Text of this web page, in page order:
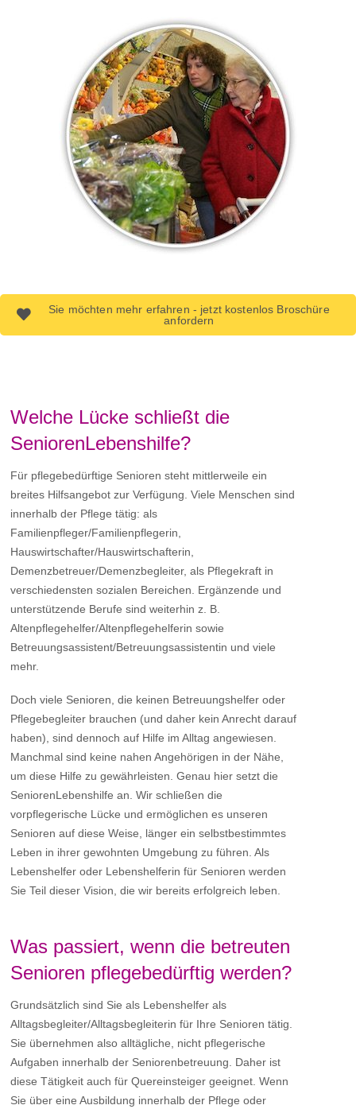
Sie möchten mehr erfahren - jetzt kostenlos Broschüre
anfordern
Welche Lücke schließt die
SeniorenLebenshilfe?
Für pflegebedürftige Senioren steht mittlerweile ein
breites Hilfsangebot zur Verfügung. Viele Menschen sind
innerhalb der Pflege tätig: als
Familienpfleger/Familienpflegerin,
Hauswirtschafter/Hauswirtschafterin,
Demenzbetreuer/Demenzbegleiter, als Pflegekraft in
verschiedensten sozialen Bereichen. Ergänzende und
unterstützende Berufe sind weiterhin z. B.
Altenpflegehelfer/Altenpflegehelferin sowie
Betreuungsassistent/Betreuungsassistentin und viele
mehr.
Doch viele Senioren, die keinen Betreuungshelfer oder
Pflegebegleiter brauchen (und daher kein Anrecht darauf
haben), sind dennoch auf Hilfe im Alltag angewiesen.
Manchmal sind keine nahen Angehörigen in der Nähe,
um diese Hilfe zu gewährleisten. Genau hier setzt die
SeniorenLebenshilfe an. Wir schließen die
vorpflegerische Lücke und ermöglichen es unseren
Senioren auf diese Weise, länger ein selbstbestimmtes
Leben in ihrer gewohnten Umgebung zu führen. Als
Lebenshelfer oder Lebenshelferin für Senioren werden
Sie Teil dieser Vision, die wir bereits erfolgreich leben.
Was passiert, wenn die betreuten
Senioren pflegebedürftig werden?
Grundsätzlich sind Sie als Lebenshelfer als
Alltagsbegleiter/Alltagsbegleiterin für Ihre Senioren tätig.
Sie übernehmen also alltägliche, nicht pflegerische
Aufgaben innerhalb der Seniorenbetreuung. Daher ist
diese Tätigkeit auch für Quereinsteiger geeignet. Wenn
Sie über eine Ausbildung innerhalb der Pflege oder